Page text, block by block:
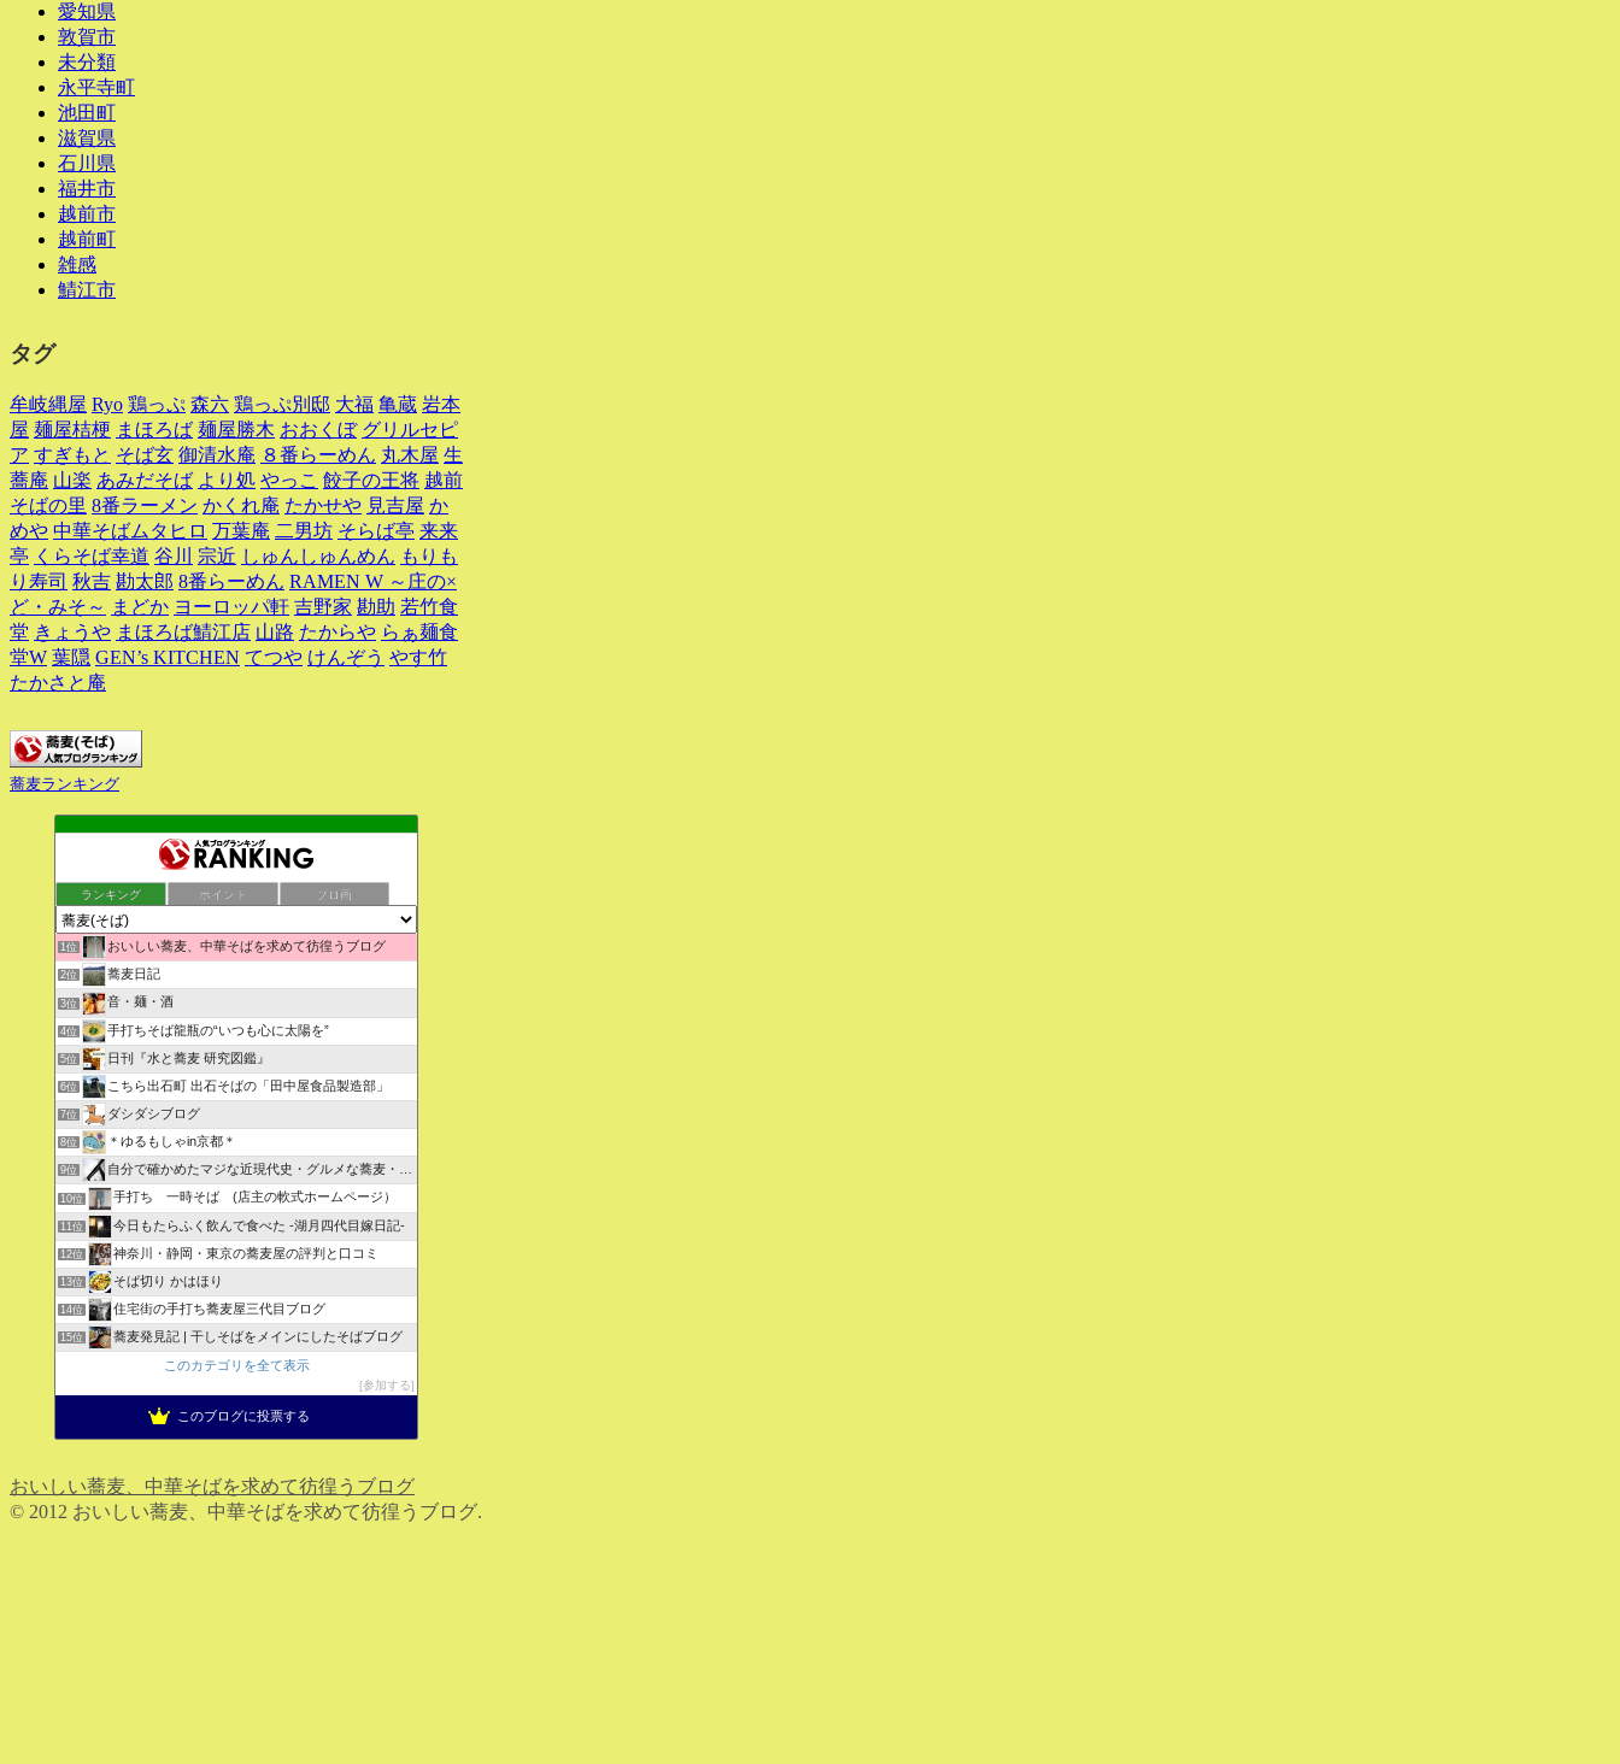
愛知県
敦賀市
未分類
永平寺町
池田町
滋賀県
石川県
福井市
越前市
越前町
雑感
鯖江市
タグ
牟岐縄屋 Ryo 鶏っぷ 森六 鶏っぷ別邸 大福 亀蔵 岩本
屋 麺屋桔梗 まほろば 麺屋勝木 おおくぼ グリルセピ
ア すぎもと そば玄 御清水庵 ８番らーめん 丸木屋 生
蕎庵 山楽 あみだそば より処 やっこ 餃子の王将 越前
そばの里 8番ラーメン かくれ庵 たかせや 見吉屋 か
めや 中華そばムタヒロ 万葉庵 二男坊 そらば亭 来来
亭 くらそば幸道 谷川 宗近 しゅんしゅんめん もりも
り寿司 秋吉 勘太郎 8番らーめん RAMEN W ～庄の×
ど・みそ～ まどか ヨーロッパ軒 吉野家 勘助 若竹食
堂 きょうや まほろば鯖江店 山路 たからや らぁ麺食
堂W 葉隠 GEN’s KITCHEN てつや けんぞう やす竹
たかさと庵
蕎麦ランキング
ランキング ポイント ブロ画
1位 おいしい蕎麦、中華そばを求めて彷徨うブログ
2位 蕎麦日記
3位 音・麺・酒
4位 手打ちそば龍瓶の“いつも心に太陽を”
5位 日刊『水と蕎麦 研究図鑑』
6位 こちら出石町 出石そばの「田中屋食品製造部」
7位 ダシダシブログ
8位 ＊ゆるもしゃin京都＊
9位 自分で確かめたマジな近現代史・グルメな蕎麦・キレイなお花さん
10位 手打ち 一時そば (店主の軟式ホームページ）
11位 今日もたらふく飲んで食べた -湖月四代目嫁日記-
12位 神奈川・静岡・東京の蕎麦屋の評判と口コミ
13位 そば切り かはほり
14位 住宅街の手打ち蕎麦屋三代目ブログ
15位
蕎麦発見記 | 干しそばをメインにしたそばブログ
このカテゴリを全て表示
参加する
このブログに投票する
おいしい蕎麦、中華そばを求めて彷徨うブログ
© 2012 おいしい蕎麦、中華そばを求めて彷徨うブログ.